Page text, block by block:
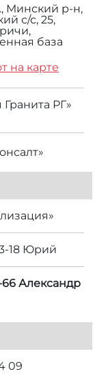
Минский р-н,
с/с, 25,
база
на карте
РГ»
18 Юрий
66 Александр
09